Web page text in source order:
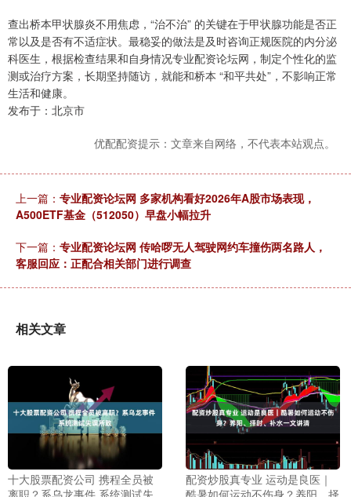
查出桥本甲状腺炎不用焦虑，“治不治” 的关键在于甲状腺功能是否正
常以及是否有不适症状。最稳妥的做法是及时咨询正规医院的内分泌
科医生，根据检查结果和自身情况专业配资论坛网，制定个性化的监
测或治疗方案，长期坚持随访，就能和桥本 “和平共处”，不影响正常
生活和健康。
发布于：北京市
优配配资提示：文章来自网络，不代表本站观点。
上一篇： 专业配资论坛网 多家机构看好2026年A股市场表现，
A500ETF基金（512050）早盘小幅拉升
下一篇： 专业配资论坛网 传哈啰无人驾驶网约车撞伤两名路人，
客服回应：正配合相关部门进行调查
相关文章
十大股票配资公司 携程全员被
离职？系乌龙事件 系统测试失
配资炒股真专业 运动是良医｜
酷暑如何运动不伤身？养阳、择